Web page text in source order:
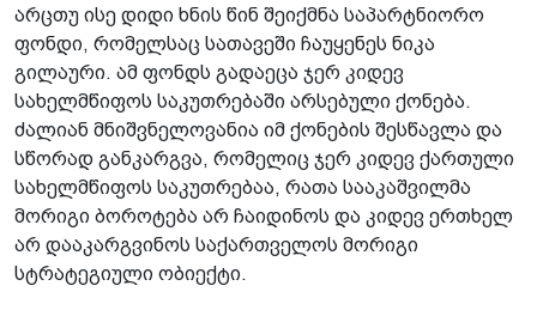
არცთუ ისე დიდი ხნის წინ შეიქმნა საპარტნიორო
ფონდი, რომელსაც სათავეში ჩაუყენეს ნიკა
გილაური. ამ ფონდს გადაეცა ჯერ კიდევ
სახელმწიფოს საკუთრებაში არსებული ქონება.
ძალიან მნიშვნელოვანია იმ ქონების შესწავლა და
სწორად განკარგვა, რომელიც ჯერ კიდევ ქართული
სახელმწიფოს საკუთრებაა, რათა სააკაშვილმა
მორიგი ბოროტება არ ჩაიდინოს და კიდევ ერთხელ
არ დააკარგვინოს საქართველოს მორიგი
სტრატეგიული ობიექტი.